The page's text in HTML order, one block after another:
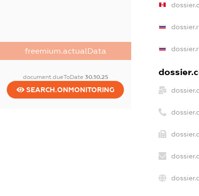
freemium.actualData
document.dueToDate 30.10.25
SEARCH.ONMONITORING